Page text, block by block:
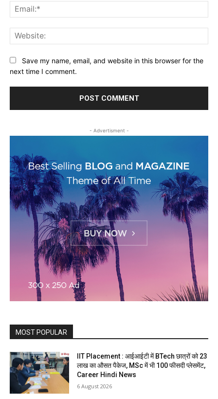
Save my name, email, and website in this browser for the
next time I comment.
- Advertisment -
MOST POPULAR
IIT Placement : आईआईटी में BTech छात्रों को 23
लाख का औसत पैकेज, MSc में भी 100 फीसदी प्लेसमेंट,
Career Hindi News
6 August 2026